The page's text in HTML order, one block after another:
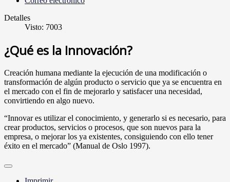
Detalles
Visto: 7003
¿Qué es la Innovación?
Creación humana mediante la ejecución de una modificación o
transformación de algún producto o servicio que ya se encuentra en
el mercado con el fin de mejorarlo y satisfacer una necesidad,
convirtiendo en algo nuevo.
“Innovar es utilizar el conocimiento, y generarlo si es necesario, para
crear productos, servicios o procesos, que son nuevos para la
empresa, o mejorar los ya existentes, consiguiendo con ello tener
éxito en el mercado” (Manual de Oslo 1997).